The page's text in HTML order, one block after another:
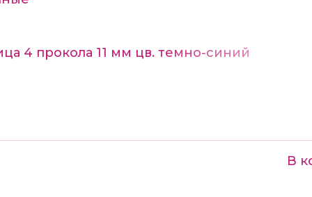
4 прокола 11 мм цв. темно-синий
В